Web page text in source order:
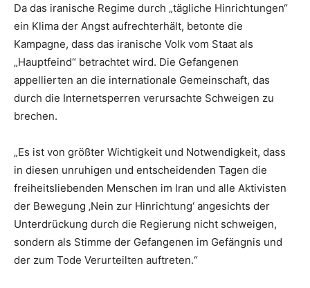
Da das iranische Regime durch „tägliche Hinrichtungen“
ein Klima der Angst aufrechterhält, betonte die
Kampagne, dass das iranische Volk vom Staat als
„Hauptfeind“ betrachtet wird. Die Gefangenen
appellierten an die internationale Gemeinschaft, das
durch die Internetsperren verursachte Schweigen zu
brechen.
„Es ist von größter Wichtigkeit und Notwendigkeit, dass
in diesen unruhigen und entscheidenden Tagen die
freiheitsliebenden Menschen im Iran und alle Aktivisten
der Bewegung ‚Nein zur Hinrichtung‘ angesichts der
Unterdrückung durch die Regierung nicht schweigen,
sondern als Stimme der Gefangenen im Gefängnis und
der zum Tode Verurteilten auftreten.“